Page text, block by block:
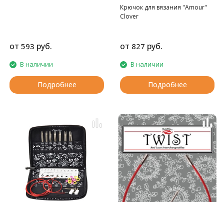
от 593 руб.
В наличии
Подробнее
Крючок для вязания "Amour"
Clover
от 827 руб.
В наличии
Подробнее